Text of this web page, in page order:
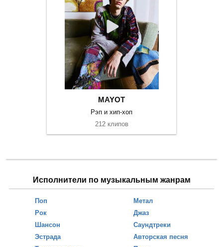
MAYOT
Рэп и хип-хоп
212 клипов
Исполнители по музыкальным жанрам
Поп
Рок
Шансон
Эстрада
Метал
Джаз
Саундтреки
Авторская песня